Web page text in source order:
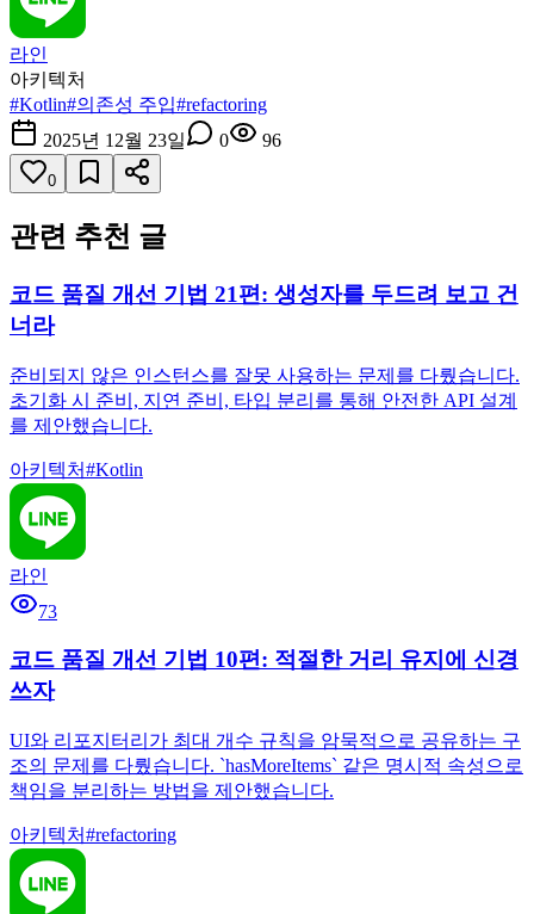
라인
아키텍처
#Kotlin#의존성 주입#refactoring
2025년 12월 23일
0 96
0
관련 추천 글
코드 품질 개선 기법 21편: 생성자를 두드려 보고 건
너라
준비되지 않은 인스턴스를 잘못 사용하는 문제를 다뤘습니다.
초기화 시 준비, 지연 준비, 타입 분리를 통해 안전한 API 설계
를 제안했습니다.
아키텍처#Kotlin
라인
73
코드 품질 개선 기법 10편: 적절한 거리 유지에 신경
쓰자
UI와 리포지터리가 최대 개수 규칙을 암묵적으로 공유하는 구
조의 문제를 다뤘습니다. `hasMoreItems` 같은 명시적 속성으로
책임을 분리하는 방법을 제안했습니다.
아키텍처#refactoring